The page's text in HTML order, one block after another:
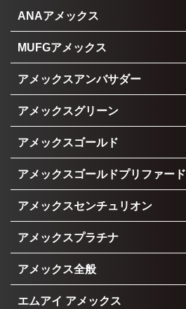
ANAアメックス
MUFGアメックス
アメックスアンバサダー
アメックスグリーン
アメックスゴールド
アメックスゴールドプリファード
アメックスセンチュリオン
アメックスプラチナ
アメックス全般
エムアイ アメックス